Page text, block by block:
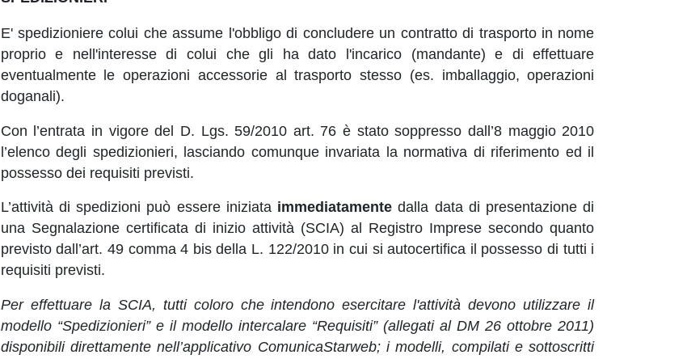
E' spedizioniere colui che assume l'obbligo di concludere un contratto di trasporto in nome
proprio e nell'interesse di colui che gli ha dato l'incarico (mandante) e di effettuare
eventualmente le operazioni accessorie al trasporto stesso (es. imballaggio, operazioni
doganali).
Con l’entrata in vigore del D. Lgs. 59/2010 art. 76 è stato soppresso dall’8 maggio 2010
l’elenco degli spedizionieri, lasciando comunque invariata la normativa di riferimento ed il
possesso dei requisiti previsti.
L’attività di spedizioni può essere iniziata immediatamente dalla data di presentazione di
una Segnalazione certificata di inizio attività (SCIA) al Registro Imprese secondo quanto
previsto dall’art. 49 comma 4 bis della L. 122/2010 in cui si autocertifica il possesso di tutti i
requisiti previsti.
Per effettuare la SCIA, tutti coloro che intendono esercitare l'attività devono utilizzare il
modello “Spedizionieri” e il modello intercalare “Requisiti” (allegati al DM 26 ottobre 2011)
disponibili direttamente nell’applicativo ComunicaStarweb; i modelli, compilati e sottoscritti